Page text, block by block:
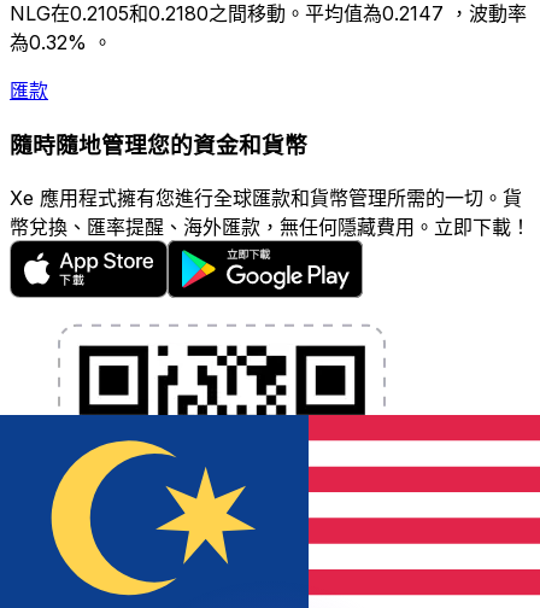
NLG在0.2105和0.2180之間移動。平均值為0.2147 ，波動率
為0.32% 。
匯款
隨時隨地管理您的資金和貨幣
Xe 應用程式擁有您進行全球匯款和貨幣管理所需的一切。貨
幣兌換、匯率提醒、海外匯款，無任何隱藏費用。立即下載！